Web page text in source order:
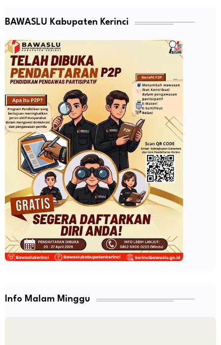
BAWASLU Kabupaten Kerinci
Info Malam Minggu